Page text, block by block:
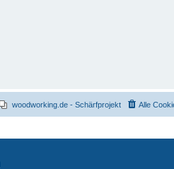
Alle
woodworking.de - Schärfprojekt